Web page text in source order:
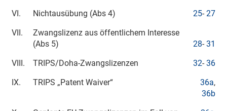
VI.
Nichtausübung (Abs 4) 25- 27
VII.
Zwangslizenz aus öffentlichem Interesse
(Abs 5)
28- 31
VIII.
TRIPS/Doha-Zwangslizenzen 32- 36
IX.
TRIPS „Patent Waiver“ 36a,
36b